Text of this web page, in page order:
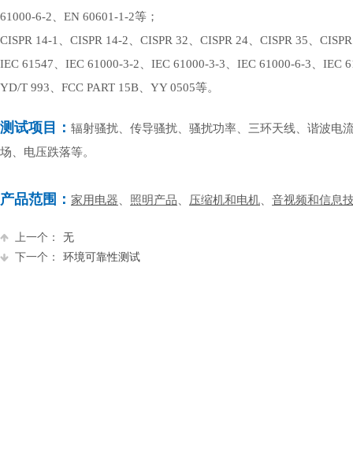
61000-6-2、EN 60601-1-2等；
CISPR 14-1、CISPR 14-2、CISPR 32、CISPR 24、CISPR 35、
IEC 61547、IEC 61000-3-2、IEC 61000-3-3、IEC 61000-6-3、IEC
YD/T 993、FCC PART 15B、YY 0505等。
测试项目： 辐射骚扰、传导骚扰、骚扰功率、三环天线、谐波电
场、电压跌落等。
产品范围： 家用电器 照明产品 压缩机和电机 音视频和信息
上一个：
无
下一个：
环境可靠性测试